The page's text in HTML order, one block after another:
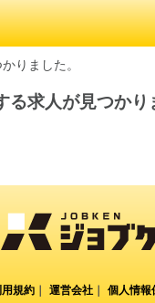
りました。
る求人が見つかり
規約 運営会社 個人情報